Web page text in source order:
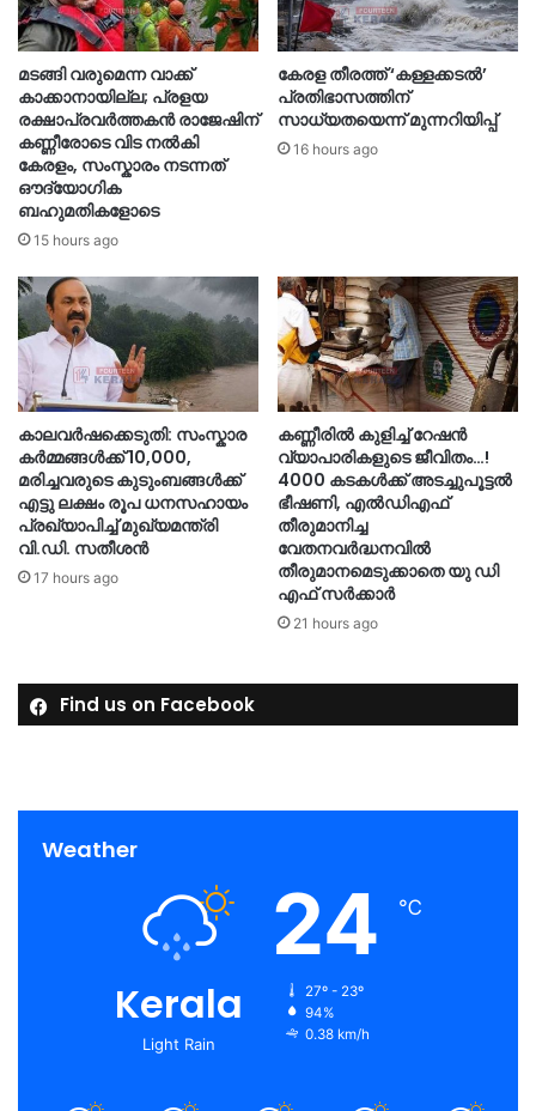
മടങ്ങി വരുമെന്ന വാക്ക്
കാക്കാനായില്ല; പ്രളയ
രക്ഷാപ്രവർത്തകൻ രാജേഷിന്
കണ്ണീരോടെ വിട നൽകി
കേരളം, സംസ്കാരം നടന്നത്
ഔദ്യോ​ഗിക
ബഹുമതികളോടെ
15 hours ago
കേരള തീരത്ത് ‘കള്ളക്കടൽ’
പ്രതിഭാസത്തിന്
സാധ്യതയെന്ന് മുന്നറിയിപ്പ്
16 hours ago
കാലവർഷക്കെടുതി: സംസ്കാര
കർമ്മങ്ങൾക്ക് 10,000,
മരിച്ചവരുടെ കുടുംബങ്ങൾക്ക്
എട്ടു ലക്ഷം രൂപ ധനസഹായം
പ്രഖ്യാപിച്ച് മുഖ്യമന്ത്രി
വി.ഡി. സതീശൻ
17 hours ago
കണ്ണീരിൽ കുളിച്ച് റേഷൻ
വ്യാപാരികളുടെ ജീവിതം…!
4000 കടകൾക്ക് അടച്ചുപൂട്ടൽ
ഭീഷണി, എൽഡിഎഫ്
തീരുമാനിച്ച
വേതനവർദ്ധനവിൽ
തീരുമാനമെടുക്കാതെ യു ഡി
എഫ് സർക്കാർ
21 hours ago
Find us on Facebook
Weather
Kerala
Light Rain
24 ℃
27º - 23º
94%
0.38 km/h